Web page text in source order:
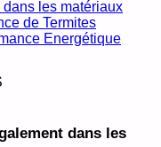
les matériaux
de Termites
Energétique
dans les